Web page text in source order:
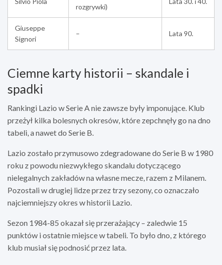
rozgrywki)
Giuseppe
Signori
– Lata 90.
Ciemne karty historii – skandale i
spadki
Rankingi Lazio w Serie A nie zawsze były imponujące. Klub
przeżył kilka bolesnych okresów, które zepchnęły go na dno
tabeli, a nawet do Serie B.
Lazio zostało przymusowo zdegradowane do Serie B w 1980
roku z powodu niezwykłego skandalu dotyczącego
nielegalnych zakładów na własne mecze, razem z Milanem.
Pozostali w drugiej lidze przez trzy sezony, co oznaczało
najciemniejszy okres w historii Lazio.
Sezon 1984-85 okazał się przerażający – zaledwie 15
punktów i ostatnie miejsce w tabeli. To było dno, z którego
klub musiał się podnosić przez lata.